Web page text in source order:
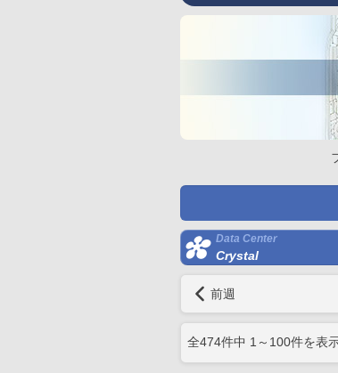
Data Center
Crystal
前週
全474件中 1 ～ 100件を表